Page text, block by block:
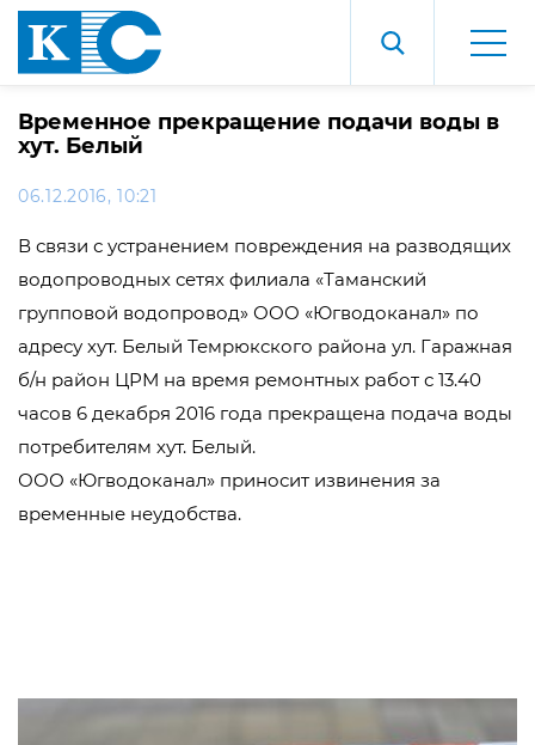
Временное прекращение подачи воды в
хут. Белый
06.12.2016, 10:21
В связи с устранением повреждения на разводящих
водопроводных сетях филиала «Таманский
групповой водопровод» ООО «Югводоканал» по
адресу хут. Белый Темрюкского района ул. Гаражная
б/н район ЦРМ на время ремонтных работ с 13.40
часов 6 декабря 2016 года прекращена подача воды
потребителям хут. Белый.
ООО «Югводоканал» приносит извинения за
временные неудобства.